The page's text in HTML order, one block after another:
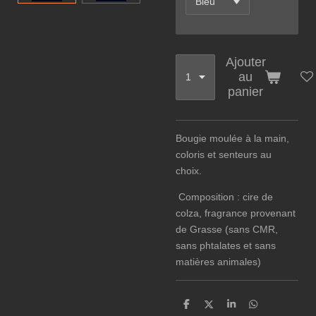
Ajouter
au
panier
Bougie moulée à la main,
coloris et senteurs au
choix.
Composition : cire de
colza, fragrance provenant
de Grasse (sans CMR,
sans phtalates et sans
matières animales)
P
P
P
P